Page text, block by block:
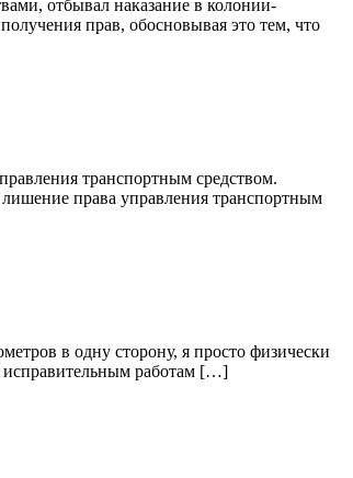
отбывал наказание в колонии-
прав, обосновывая это тем, что
транспортным средством.
лишение права управления транспортным
в одну сторону, я просто физически
исправительным работам […]